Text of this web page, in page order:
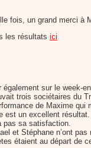
fois, un grand merci à
les résultats ici
également sur le week-
trois sociétaires du
de Maxime qui
est un excellent résultat.
pas sa satisfaction.
et Stéphane n’ont
étaient au départ de